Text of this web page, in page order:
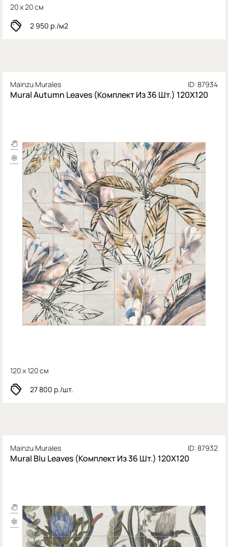
20 x 20 см
2 950 р./м2
Mainzu Murales ID: 87934
Mural Autumn Leaves (Комплект Из 36 Шт.) 120X120
120 x 120 см
27 800 р./шт.
Mainzu Murales ID: 87932
Mural Blu Leaves (Комплект Из 36 Шт.) 120X120